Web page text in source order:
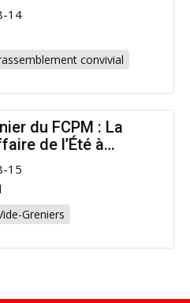
14
convivial
du FCPM : La
de l’Été à
15
Greniers